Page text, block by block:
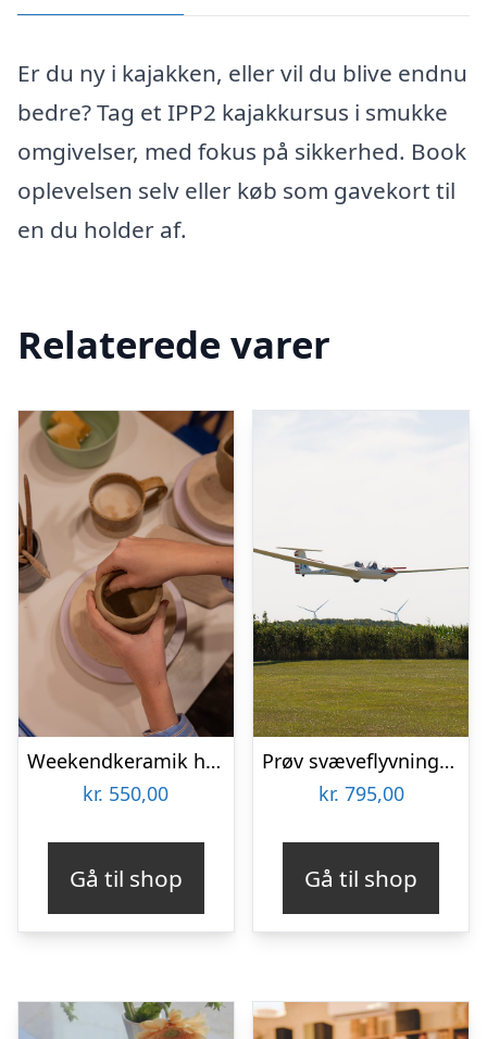
Er du ny i kajakken, eller vil du blive endnu
bedre? Tag et IPP2 kajakkursus i smukke
omgivelser, med fokus på sikkerhed. Book
oplevelsen selv eller køb som gavekort til
en du holder af.
Relaterede varer
Weekendkeramik hos Lodewa Studio & Boutique
kr. 550,00
Gå til shop
Prøv svæveflyvning hos Viborg Svæveflyveklub
kr. 795,00
Gå til shop